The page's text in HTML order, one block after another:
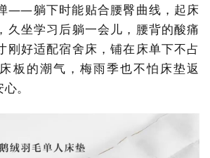
——躺下时能贴合腰臀曲线，起床
久坐学习后躺一会儿，腰背的酸痛
刚好适配宿舍床，铺在床单下不占
板的潮气，梅雨季也不怕床垫返
。